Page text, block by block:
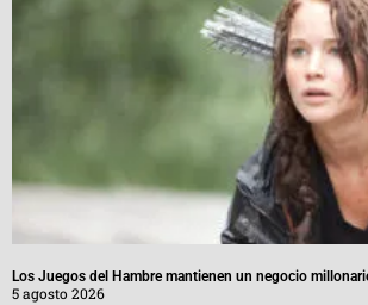
Los Juegos del Hambre mantienen un negocio
5 agosto 2026